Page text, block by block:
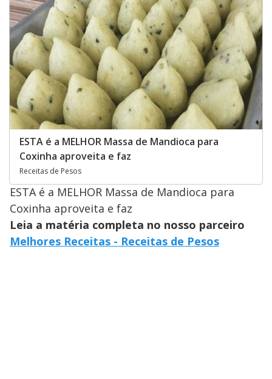
ESTA é a MELHOR Massa de Mandioca para
Coxinha aproveita e faz
Receitas de Pesos
ESTA é a MELHOR Massa de Mandioca para
Coxinha aproveita e faz
Leia a matéria completa no nosso parceiro
Melhores Receitas - Receitas de Pesos